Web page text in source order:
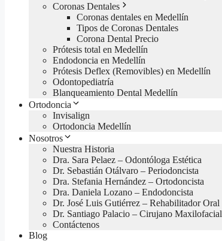
Coronas Dentales
Coronas dentales en Medellín
Tipos de Coronas Dentales
Corona Dental Precio
Prótesis total en Medellín
Endodoncia en Medellín
Prótesis Deflex (Removibles) en Medellín
Odontopediatría
Blanqueamiento Dental Medellín
Ortodoncia
Invisalign
Ortodoncia Medellín
Nosotros
Nuestra Historia
Dra. Sara Pelaez – Odontóloga Estética
Dr. Sebastián Otálvaro – Periodoncista
Dra. Stefania Hernández – Ortodoncista
Dra. Daniela Lozano – Endodoncista
Dr. José Luis Gutiérrez – Rehabilitador Oral
Dr. Santiago Palacio – Cirujano Maxilofacial
Contáctenos
Blog